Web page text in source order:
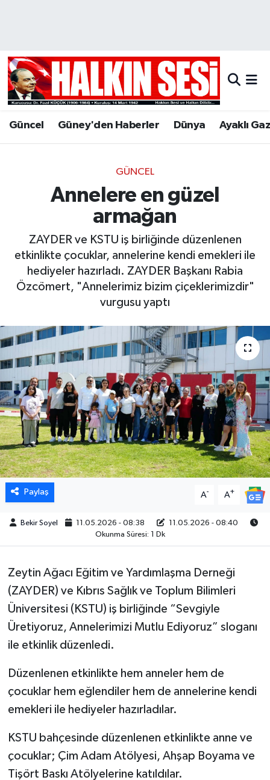
Güncel Güney'den Haberler Dünya Ayaklı
GÜNCEL
Annelere en güzel
armağan
ZAYDER ve KSTU iş birliğinde düzenlenen
etkinlikte çocuklar, annelerine kendi emekleri ile
hediyeler hazırladı. ZAYDER Başkanı Rabia
Özcömert, "Annelerimiz bizim çiçeklerimizdir"
vurgusu yaptı
Paylaş A- A+
Bekir Soyel 11.05.2026 - 08:38
11.05.2026 - 08:40
Okunma Süresi: 1 Dk
Zeytin Ağacı Eğitim ve Yardımlaşma Derneği
(ZAYDER) ve Kıbrıs Sağlık ve Toplum Bilimleri
Üniversitesi (KSTU) iş birliğinde “Sevgiyle
Üretiyoruz, Annelerimizi Mutlu Ediyoruz” sloganı
ile etkinlik düzenledi.
Düzenlenen etkinlikte hem anneler hem de
çocuklar hem eğlendiler hem de annelerine kendi
emekleri ile hediyeler hazırladılar.
KSTU bahçesinde düzenlenen etkinlikte anne ve
çocuklar; Çim Adam Atölyesi, Ahşap Boyama ve
Tişört Baskı Atölyelerine katıldılar.
Hava Durumu
Trafik Durumu
Son Dakika Haberleri